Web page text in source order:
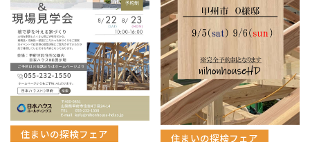
住まいの探検フェア 住まいの探検フェア